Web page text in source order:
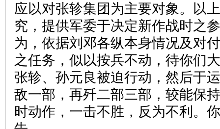
应以对张轸集团为主要对象。以
究，提供军委于决定新作战时之
为，依据刘邓各纵本身情况及对
之任务，似以按兵不动，待你们
张轸、孙元良被迫行动，然后于
敌一部，再歼二部三部，较能保
时动作，一击不胜，反为不利。